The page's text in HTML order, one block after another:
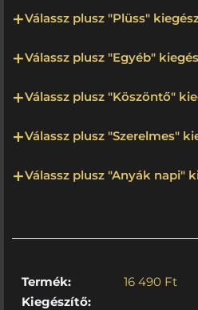
Válassz plusz "Plüss"
Válassz plusz "Egyéb"
Válassz plusz "Köszöntő"
Válassz plusz "Szerelmes"
Válassz plusz "Anyák napi"
Termék: 16 490 Ft
Kiegészítő: